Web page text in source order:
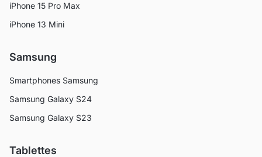
iPhone 15 Pro Max
iPhone 13 Mini
Samsung
Smartphones Samsung
Samsung Galaxy S24
Samsung Galaxy S23
Tablettes